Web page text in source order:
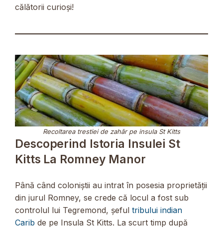
călătorii curioși!
Recoltarea trestiei de zahăr pe insula St Kitts
Descoperind Istoria Insulei St
Kitts La Romney Manor
Până când coloniștii au intrat în posesia proprietății
din jurul Romney, se crede că locul a fost sub
controlul lui Tegremond, șeful tribului indian
Carib de pe Insula St Kitts. La scurt timp după